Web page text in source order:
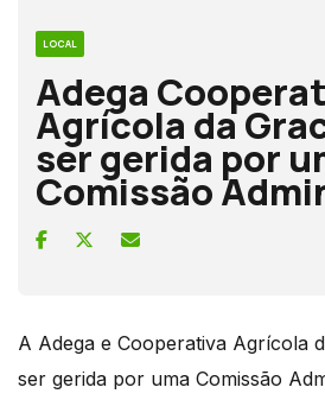
LOCAL
Adega
Agrícola da
ser gerida por
Comissão
A Adega e Cooperativa Agrícola
ser gerida por uma Comissão